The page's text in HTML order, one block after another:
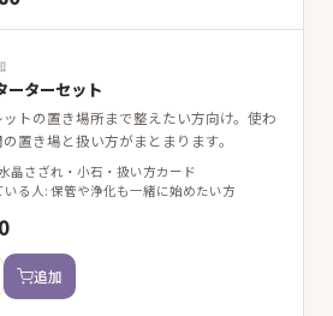
ーターセット
ットの置き場所まで整えたい方向け。使わ
置き場と扱い方がまとまります。
晶さざれ・小石・扱い方カード
いる人: 保管や浄化も一緒に始めたい方
追加